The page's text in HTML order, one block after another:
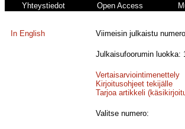
Yhteystiedot
Open Access
In English Viimeisin julkaistu
Julkaisufoorumin luokka:
Vertaisarviointimenettely
Kirjoitusohjeet tekijälle
Tarjoa artikkeli
Valitse numero: